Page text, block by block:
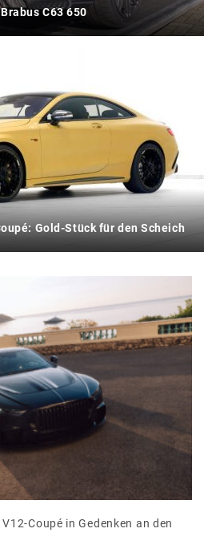
C63 650
Gold-Stück für den Scheich
Coupé in Gedenken an den